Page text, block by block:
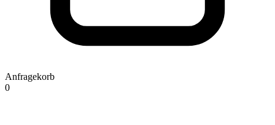
Anfragekorb
0